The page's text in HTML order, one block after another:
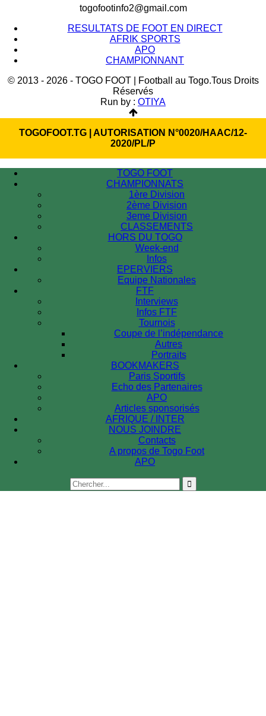
togofootinfo2@gmail.com
RESULTATS DE FOOT EN DIRECT
AFRIK SPORTS
APO
CHAMPIONNANT
© 2013 - 2026 - TOGO FOOT | Football au Togo.Tous Droits
Réservés
Run by : OTIYA
TOGOFOOT.TG | AUTORISATION N°0020/HAAC/12-
2020/PL/P
TOGO FOOT
CHAMPIONNATS
1ère Division
2ème Division
3eme Division
CLASSEMENTS
HORS DU TOGO
Week-end
Infos
EPERVIERS
Equipe Nationales
FTF
Interviews
Infos FTF
Tournois
Coupe de l’indépendance
Autres
Portraits
BOOKMAKERS
Paris Sportifs
Echo des Partenaires
APO
Articles sponsorisés
AFRIQUE / INTER
NOUS JOINDRE
Contacts
A propos de Togo Foot
APO